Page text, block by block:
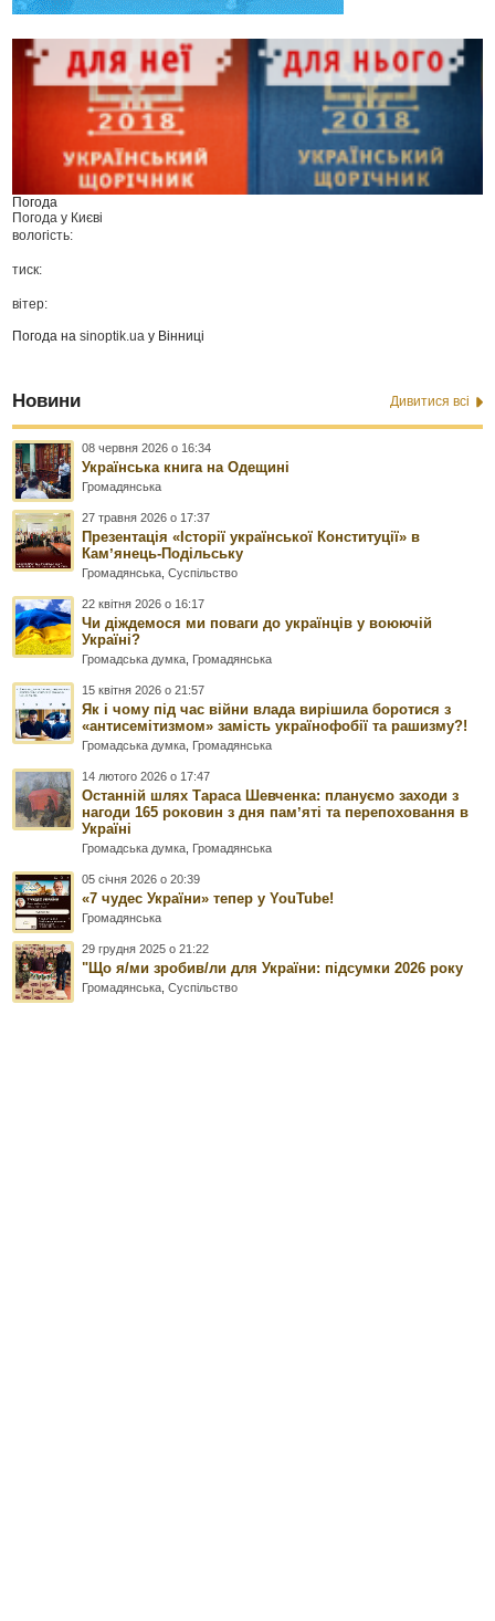
Погода
Погода у Києві
вологість:
тиск:
вітер:
Погода наsinoptik.ua у Вінниці
Новини Дивитися всі
08 червня 2026 о 16:34
Українська книга на Одещині
Громадянська
27 травня 2026 о 17:37
Презентація «Історії української Конституції» в
Камʼянець-Подільську
Громадянська,Суспільство
22 квітня 2026 о 16:17
Чи діждемося ми поваги до українців у воюючій
Україні?
Громадська думка, Громадянська
15 квітня 2026 о 21:57
Як і чому під час війни влада вирішила боротися з
«антисемітизмом» замість українофобії та рашизму?!
Громадська думка, Громадянська
14 лютого 2026 о 17:47
Останній шлях Тараса Шевченка: плануємо заходи з
нагоди 165 роковин з дня памʼяті та перепоховання в
Україні
Громадська думка, Громадянська
05 січня 2026 о 20:39
«7 чудес України» тепер у YouTube!
Громадянська
29 грудня 2025 о 21:22
"Що я/ми зробив/ли для України: підсумки 2026 року
Громадянська,Суспільство